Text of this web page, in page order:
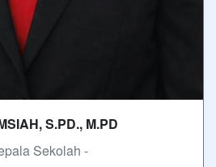
S.PD., M.PD
Sekolah -